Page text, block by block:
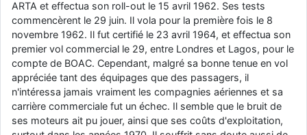
ARTA et effectua son roll-out le 15 avril 1962. Ses tests
commencèrent le 29 juin. Il vola pour la première fois le 8
novembre 1962. Il fut certifié le 23 avril 1964, et effectua son
premier vol commercial le 29, entre Londres et Lagos, pour le
compte de BOAC. Cependant, malgré sa bonne tenue en vol
appréciée tant des équipages que des passagers, il
n'intéressa jamais vraiment les compagnies aériennes et sa
carrière commerciale fut un échec. Il semble que le bruit de
ses moteurs ait pu jouer, ainsi que ses coûts d'exploitation,